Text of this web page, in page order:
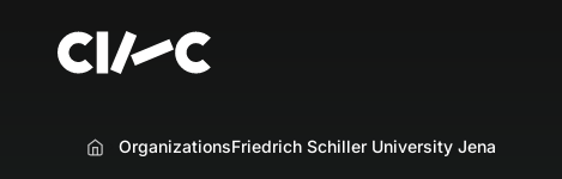
Home
OrganizationsFriedrich Schiller University Jena